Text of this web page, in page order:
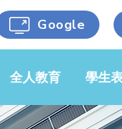
Google
全人教育
黃金時段
學生
光榮